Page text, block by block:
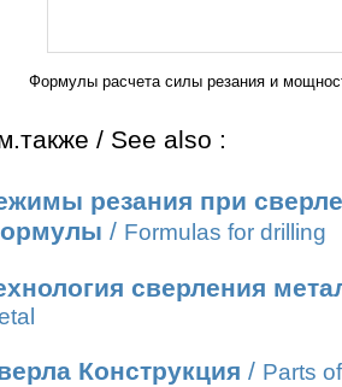
Формулы расчета силы резания и
/ See also :
резания при
/ Formulas for drilling
сверления
Конструкция / Parts of